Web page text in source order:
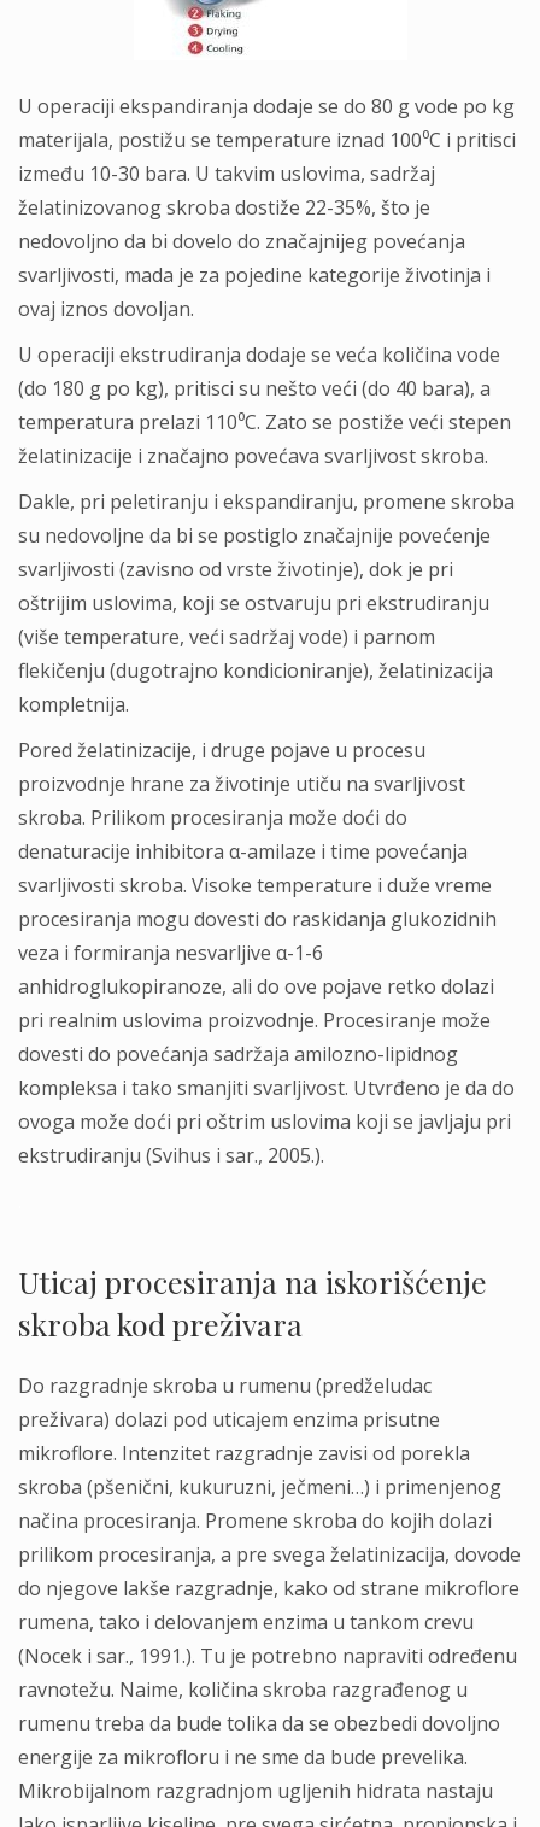
U operaciji ekspandiranja dodaje se do 80 g vode po kg
materijala, postižu se temperature iznad 100⁰C i pritisci
između 10-30 bara. U takvim uslovima, sadržaj
želatinizovanog skroba dostiže 22-35%, što je
nedovoljno da bi dovelo do značajnijeg povećanja
svarljivosti, mada je za pojedine kategorije životinja i
ovaj iznos dovoljan.
U operaciji ekstrudiranja dodaje se veća količina vode
(do 180 g po kg), pritisci su nešto veći (do 40 bara), a
temperatura prelazi 110⁰C. Zato se postiže veći stepen
želatinizacije i značajno povećava svarljivost skroba.
Dakle, pri peletiranju i ekspandiranju, promene skroba
su nedovoljne da bi se postiglo značajnije povećenje
svarljivosti (zavisno od vrste životinje), dok je pri
oštrijim uslovima, koji se ostvaruju pri ekstrudiranju
(više temperature, veći sadržaj vode) i parnom
flekičenju (dugotrajno kondicioniranje), želatinizacija
kompletnija.
Pored želatinizacije, i druge pojave u procesu
proizvodnje hrane za životinje utiču na svarljivost
skroba. Prilikom procesiranja može doći do
denaturacije inhibitora α-amilaze i time povećanja
svarljivosti skroba. Visoke temperature i duže vreme
procesiranja mogu dovesti do raskidanja glukozidnih
veza i formiranja nesvarljive α-1-6
anhidroglukopiranoze, ali do ove pojave retko dolazi
pri realnim uslovima proizvodnje. Procesiranje može
dovesti do povećanja sadržaja amilozno-lipidnog
kompleksa i tako smanjiti svarljivost. Utvrđeno je da do
ovoga može doći pri oštrim uslovima koji se javljaju pri
ekstrudiranju (Svihus i sar., 2005.).
Uticaj procesiranja na iskorišćenje
skroba kod preživara
Do razgradnje skroba u rumenu (predželudac
preživara) dolazi pod uticajem enzima prisutne
mikroflore. Intenzitet razgradnje zavisi od porekla
skroba (pšenični, kukuruzni, ječmeni…) i primenjenog
načina procesiranja. Promene skroba do kojih dolazi
prilikom procesiranja, a pre svega želatinizacija, dovode
do njegove lakše razgradnje, kako od strane mikroflore
rumena, tako i delovanjem enzima u tankom crevu
(Nocek i sar., 1991.). Tu je potrebno napraviti određenu
ravnotežu. Naime, količina skroba razgrađenog u
rumenu treba da bude tolika da se obezbedi dovoljno
energije za mikrofloru i ne sme da bude prevelika.
Mikrobijalnom razgradnjom ugljenih hidrata nastaju